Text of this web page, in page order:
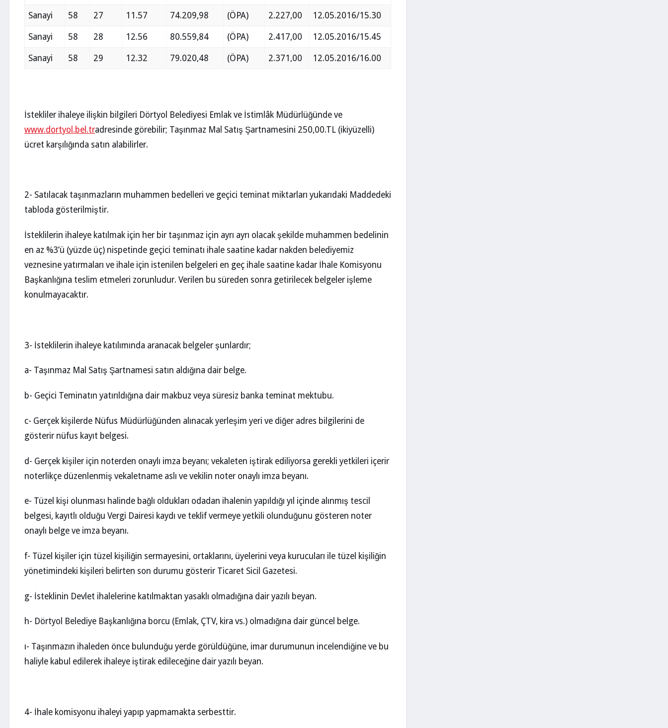
Sanayi 58 27 11.57 74.209,98 (ÖPA) 2.227,00 12.05.2016/15.30
Sanayi 58 28 12.56 80.559,84 (ÖPA) 2.417,00 12.05.2016/15.45
Sanayi 58 29 12.32 79.020,48 (ÖPA) 2.371,00 12.05.2016/16.00
İstekliler ihaleye ilişkin bilgileri Dörtyol Belediyesi Emlak ve İstimlâk Müdürlüğünde ve
www.dortyol.bel.tradresinde görebilir; Taşınmaz Mal Satış Şartnamesini 250,00.TL (ikiyüzelli)
ücret karşılığında satın alabilirler.
2- Satılacak taşınmazların muhammen bedelleri ve geçici teminat miktarları yukarıdaki Maddedeki
tabloda gösterilmiştir.
İsteklilerin ihaleye katılmak için her bir taşınmaz için ayrı ayrı olacak şekilde muhammen bedelinin
en az %3’ü (yüzde üç) nispetinde geçici teminatı ihale saatine kadar nakden belediyemiz
veznesine yatırmaları ve ihale için istenilen belgeleri en geç ihale saatine kadar İhale Komisyonu
Başkanlığına teslim etmeleri zorunludur. Verilen bu süreden sonra getirilecek belgeler işleme
konulmayacaktır.
3- İsteklilerin ihaleye katılımında aranacak belgeler şunlardır;
a- Taşınmaz Mal Satış Şartnamesi satın aldığına dair belge.
b- Geçici Teminatın yatırıldığına dair makbuz veya süresiz banka teminat mektubu.
c- Gerçek kişilerde Nüfus Müdürlüğünden alınacak yerleşim yeri ve diğer adres bilgilerini de
gösterir nüfus kayıt belgesi.
d- Gerçek kişiler için noterden onaylı imza beyanı; vekaleten iştirak ediliyorsa gerekli yetkileri içerir
noterlikçe düzenlenmiş vekaletname aslı ve vekilin noter onaylı imza beyanı.
e- Tüzel kişi olunması halinde bağlı oldukları odadan ihalenin yapıldığı yıl içinde alınmış tescil
belgesi, kayıtlı olduğu Vergi Dairesi kaydı ve teklif vermeye yetkili olunduğunu gösteren noter
onaylı belge ve imza beyanı.
f- Tüzel kişiler için tüzel kişiliğin sermayesini, ortaklarını, üyelerini veya kurucuları ile tüzel kişiliğin
yönetimindeki kişileri belirten son durumu gösterir Ticaret Sicil Gazetesi.
g- İsteklinin Devlet ihalelerine katılmaktan yasaklı olmadığına dair yazılı beyan.
h- Dörtyol Belediye Başkanlığına borcu (Emlak, ÇTV, kira vs.) olmadığına dair güncel belge.
ı- Taşınmazın ihaleden önce bulunduğu yerde görüldüğüne, imar durumunun incelendiğine ve bu
haliyle kabul edilerek ihaleye iştirak edileceğine dair yazılı beyan.
4- İhale komisyonu ihaleyi yapıp yapmamakta serbesttir.